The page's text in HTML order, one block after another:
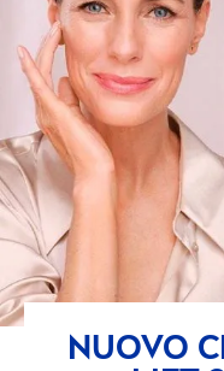
NUOVO